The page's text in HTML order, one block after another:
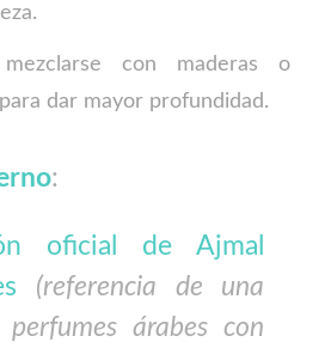
con maderas o
dar mayor profundidad.
:
oficial de Ajmal
(referencia de una
perfumes árabes con